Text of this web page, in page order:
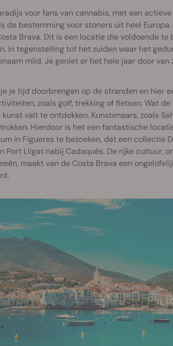
voor fans van cannabis, met een
de bestemming voor stoners uit heel
Brava. Dit is een locatie die voldoende
In tegenstelling tot het zuiden waar het
mild. Je geniet er het hele jaar door
je tijd doorbrengen op de stranden en hier
zoals golf, trekking of fietsen. Wat
valt te ontdekken. Kunstenaars, zoals
Hierdoor is het een fantastische
in Figueres te bezoeken, dat een collectie
Port Lligat nabij Cadaqués. De rijke cultuur,
maakt van de Costa Brava een